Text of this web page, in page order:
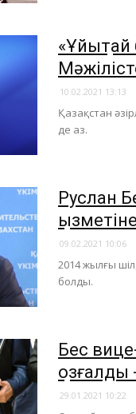
10.02.2021 13:13
Қазақстан
де аз.
Руслан
09.02.2021 10:06
2014 жылғы
болды.
Бес
29.01.2021 10:22